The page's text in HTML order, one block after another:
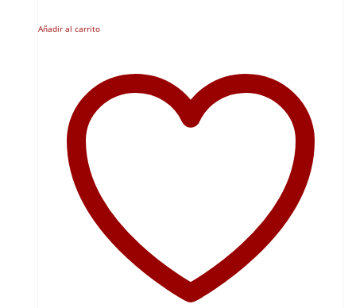
Añadir al carrito